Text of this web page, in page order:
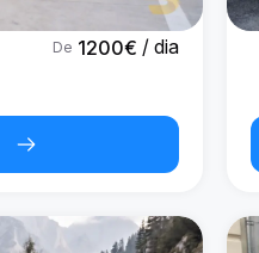
De 1200€ / dia